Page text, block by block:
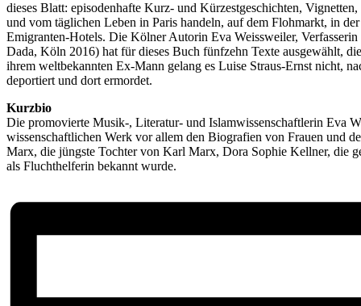
dieses Blatt: episodenhafte Kurz- und Kürzestgeschichten,
und vom täglichen Leben in Paris handeln, auf dem Flohmarkt, in
Emigranten-Hotels. Die Kölner Autorin Eva Weissweiler,
Dada, Köln 2016) hat für dieses Buch fünfzehn Texte ausgewählt,
ihrem weltbekannten Ex-Mann gelang es Luise Straus-Ernst nicht,
deportiert und dort ermordet.
Kurzbio
Die promovierte Musik-, Literatur- und Islamwissenschaftlerin Eva
wissenschaftlichen Werk vor allem den Biografien von Frauen und
Marx, die jüngste Tochter von Karl Marx, Dora Sophie Kellner, die
als Fluchthelferin bekannt wurde.